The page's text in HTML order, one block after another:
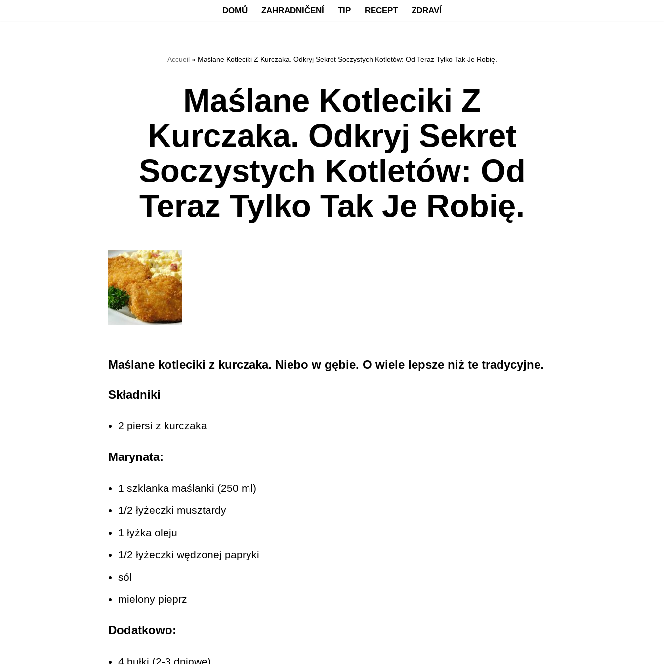
DOMŮ ZAHRADNIČENÍ TIP RECEPT ZDRAVÍ
Accueil» Maślane Kotleciki Z Kurczaka. Odkryj Sekret Soczystych Kotletów: Od Teraz Tylko Tak Je Robię.
Maślane Kotleciki Z
Kurczaka. Odkryj Sekret
Soczystych Kotletów: Od
Teraz Tylko Tak Je Robię.
Maślane kotleciki z kurczaka. Niebo w gębie. O wiele lepsze niż te tradycyjne.
Składniki
2 piersi z kurczaka
Marynata:
1 szklanka maślanki (250 ml)
1/2 łyżeczki musztardy
1 łyżka oleju
1/2 łyżeczki wędzonej papryki
sól
mielony pieprz
Dodatkowo:
4 bułki (2-3 dniowe)